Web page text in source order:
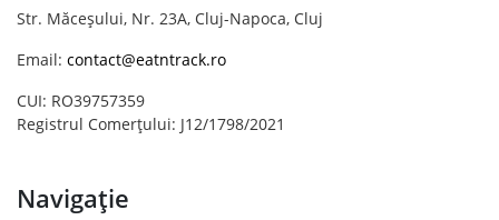
Str. Măceșului, Nr. 23A, Cluj-Napoca, Cluj
Email: contact@eatntrack.ro
CUI: RO39757359
Registrul Comerțului: J12/1798/2021
Navigație